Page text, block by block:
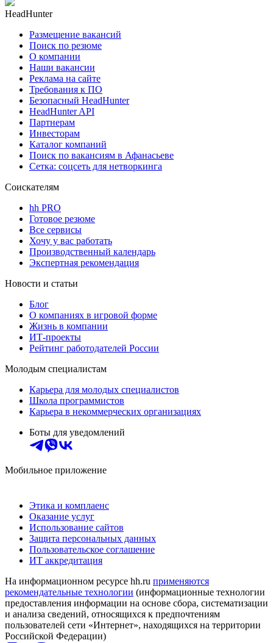
HeadHunter
Размещение вакансий
Поиск по резюме
О компании
Наши вакансии
Реклама на сайте
Требования к ПО
Безопасный HeadHunter
HeadHunter API
Партнерам
Инвесторам
Каталог компаний
Поиск по вакансиям в Афанасьеве
Сетка: соцсеть для нетворкинга
Соискателям
hh PRO
Готовое резюме
Все сервисы
Хочу у вас работать
Производственный календарь
Экспертная рекомендация
Новости и статьи
Блог
О компаниях в игровой форме
Жизнь в компании
ИТ-проекты
Рейтинг работодателей России
Молодым специалистам
Карьера для молодых специалистов
Школа программистов
Карьера в некоммерческих организациях
Боты для уведомлений
Мобильное приложение
Этика и комплаенс
Оказание услуг
Использование сайтов
Защита персональных данных
Пользовательское соглашение
ИТ аккредитация
На информационном ресурсе hh.ru применяются
рекомендательные технологии (информационные технологии
предоставления информации на основе сбора, систематизации
и анализа сведений, относящихся к предпочтениям
пользователей сети «Интернет», находящихся на территории
Российской Федерации)